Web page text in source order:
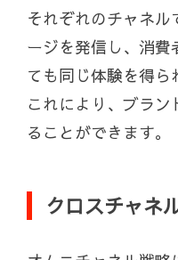
それぞれのチャネ
ージを発信し、消費
ても同じ体験を得ら
これにより、ブラ
ることができます。
クロスチャネ